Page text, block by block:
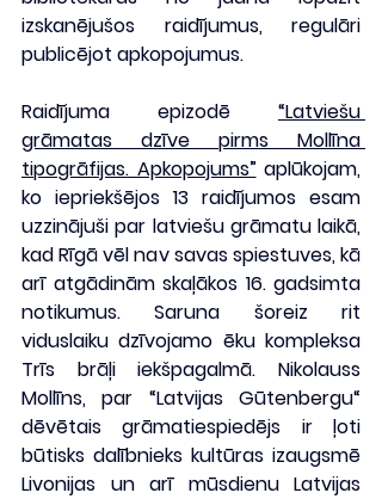
izskanējušos raidījumus, regulāri
publicējot apkopojumus.
Raidījuma epizodē “Latviešu
grāmatas dzīve pirms Mollīna
tipogrāfijas. Apkopojums” aplūkojam,
ko iepriekšējos 13 raidījumos esam
uzzinājuši par latviešu grāmatu laikā,
kad Rīgā vēl nav savas spiestuves, kā
arī atgādinām skaļākos 16. gadsimta
notikumus. Saruna šoreiz rit
viduslaiku dzīvojamo ēku kompleksa
Trīs brāļi iekšpagalmā. Nikolauss
Mollīns, par “Latvijas Gūtenbergu“
dēvētais grāmatiespiedējs ir ļoti
būtisks dalībnieks kultūras izaugsmē
Livonijas un arī mūsdienu Latvijas